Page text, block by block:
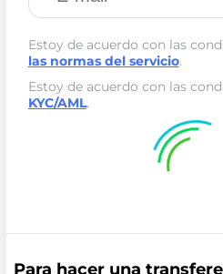
Estoy de acuerdo con las
las normas del servicio.
Estoy de acuerdo con las
KYC/AML.
Para hacer una